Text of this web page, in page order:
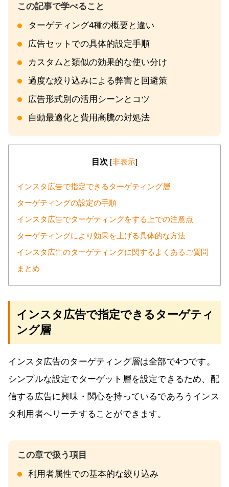
ターゲティング4種の概要と違い
広告セットでの具体的設定手順
カスタムと類似の効果的な使い分け
過度な絞り込みによる弊害と回避策
広告形式別の活用シーンとコツ
自動最適化と費用高騰の対処法
目次 [非表示]
インスタ広告で指定できるターゲティング層
ターゲティングの設定の手順
インスタ広告でターゲティングをする上での注意点
ターゲティングにより効果を上げる具体的な方法
インスタ広告のターゲティングに関するよくあるご質問
まとめ
インスタ広告で指定できるターゲティ
ング層
インスタ広告のターゲティング層は全部で4つです。
シンプルな設定でターゲット層を設定できるため、配
信する広告に興味・関心を持っているであろうインス
タ利用者へリーチすることができます。
利用者属性での基本的な絞り込み